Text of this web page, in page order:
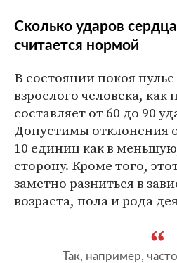
Сколько ударов
считается нормой
В состоянии покоя
взрослого человека, как
составляет от 60 до 90
Допустимы отклонения
10 единиц как в
сторону. Кроме того,
заметно разниться в
возраста, пола и рода
Так, например,